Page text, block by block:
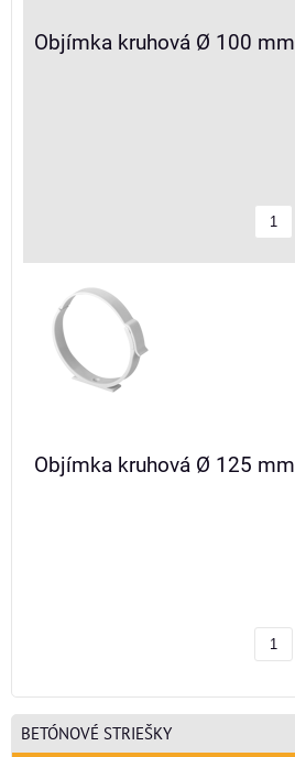
Objímka kruhová Ø 100 mm
Objímka kruhová Ø 125 mm
BETÓNOVÉ STRIEŠKY